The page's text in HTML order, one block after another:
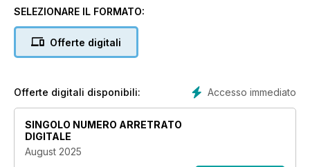
1970 Chevvy Camarao, news from the UK and across the
best collection of goods and services for American cars!
SELEZIONARE IL FORMATO:
Offerte digitali
Accesso immediato
Offerte digitali disponibili:
SINGOLO NUMERO ARRETRATO
DIGITALE
August 2025